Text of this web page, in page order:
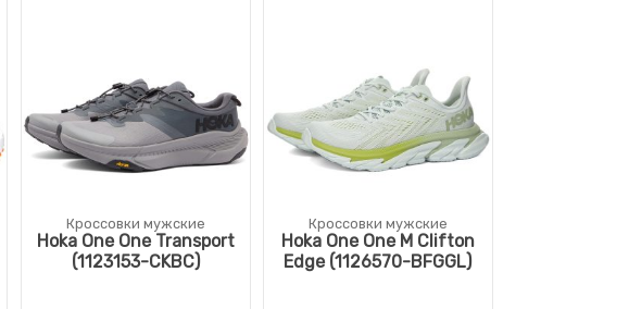
Кроссовки мужские
Hoka One One Transport
(1123153-CKBC)
Кроссовки мужские
Hoka One One M Clifton
Edge (1126570-BFGGL)